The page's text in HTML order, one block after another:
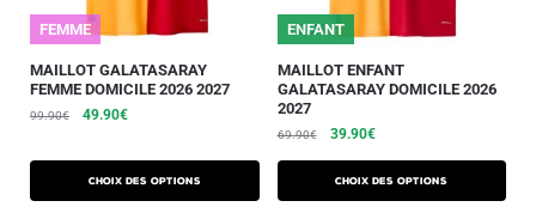
FEMME
MAILLOT GALATASARAY
FEMME DOMICILE 2026 2027
99.90€ 49.90€
Choix des options
25/26
ENFANT
MAILLOT ENFANT
GALATASARAY DOMICILE 2026
2027
69.90€ 39.90€
Choix des options